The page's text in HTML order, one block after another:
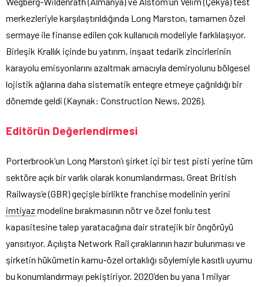
merkezleriyle karşılaştırıldığında Long Marston, tamamen özel
sermaye ile finanse edilen çok kullanıcılı modeliyle farklılaşıyor.
Birleşik Krallık içinde bu yatırım, inşaat tedarik zincirlerinin
karayolu emisyonlarını azaltmak amacıyla demiryolunu bölgesel
lojistik ağlarına daha sistematik entegre etmeye çağrıldığı bir
dönemde geldi (Kaynak: Construction News, 2026).
Editörün Değerlendirmesi
Porterbrook’un Long Marston’ı şirket içi bir test pisti yerine tüm
sektöre açık bir varlık olarak konumlandırması, Great British
Railways’e (GBR) geçişle birlikte franchise modelinin yerini
imtiyaz modeline bırakmasının nötr ve özel fonlu test
kapasitesine talep yaratacağına dair stratejik bir öngörüyü
yansıtıyor. Açılışta Network Rail çıraklarının hazır bulunması ve
şirketin hükümetin kamu-özel ortaklığı söylemiyle kasıtlı uyumu
bu konumlandırmayı pekiştiriyor. 2020’den bu yana 1 milyar